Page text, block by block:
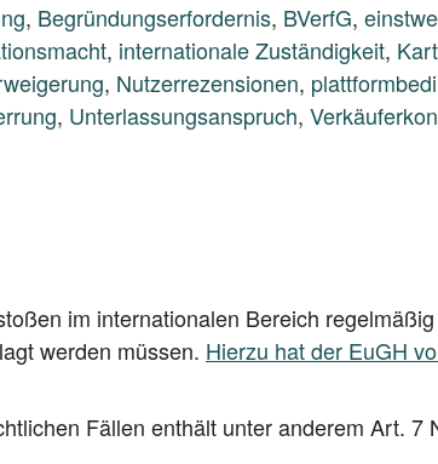
, Begründungserfordernis, BVerfG,
, internationale Zuständigkeit,
, Nutzerrezensionen,
, Unterlassungsanspruch,
im inter­na­tio­na­len Bereich
wer­den müs­sen. Hier­zu hat der EuGH
Fäl­len ent­hält unter ande­rem Art. 7